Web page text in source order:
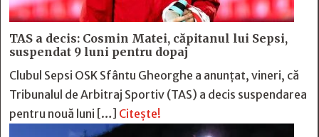
TAS a decis: Cosmin Matei, căpitanul lui Sepsi,
suspendat 9 luni pentru dopaj
Clubul Sepsi OSK Sfântu Gheorghe a anunțat, vineri, că
Tribunalul de Arbitraj Sportiv (TAS) a decis suspendarea
pentru nouă luni […] Citește!